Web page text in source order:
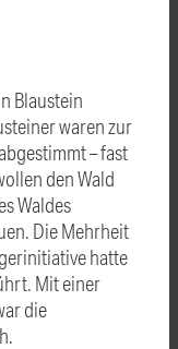
Blaustein
waren zur
– fast
den Wald
Waldes
Die Mehrheit
hatte
Mit einer
die